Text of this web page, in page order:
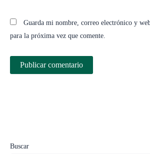
Guarda mi nombre, correo electrónico y
para la próxima vez que comente.
Buscar